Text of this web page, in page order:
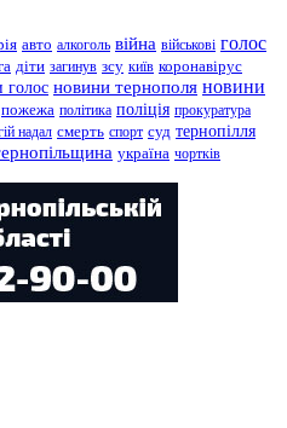
авто алкоголь війна військові голос
діти загинув зсу київ коронавірус
голос новини тернополя новини
пожежа політика поліція прокуратура
надал смерть спорт суд тернопілля
україна чортків